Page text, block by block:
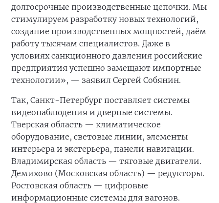
долгосрочные производственные цепочки. Мы
стимулируем разработку новых технологий,
создание производственных мощностей, даём
работу тысячам специалистов. Даже в
условиях санкционного давления российские
предприятия успешно замещают импортные
технологии», — заявил Сергей Собянин.
Так, Санкт-Петербург поставляет системы
видеонаблюдения и дверные системы.
Тверская область — климатическое
оборудование, световые линии, элементы
интерьера и экстерьера, панели навигации.
Владимирская область — тяговые двигатели.
Демихово (Московская область) — редукторы.
Ростовская область — цифровые
информационные системы для вагонов.